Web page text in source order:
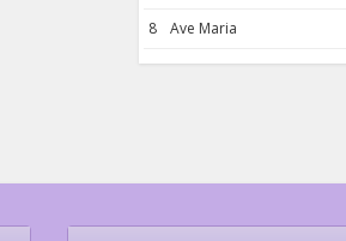
8
Ave Maria
9
Rosário da Criança